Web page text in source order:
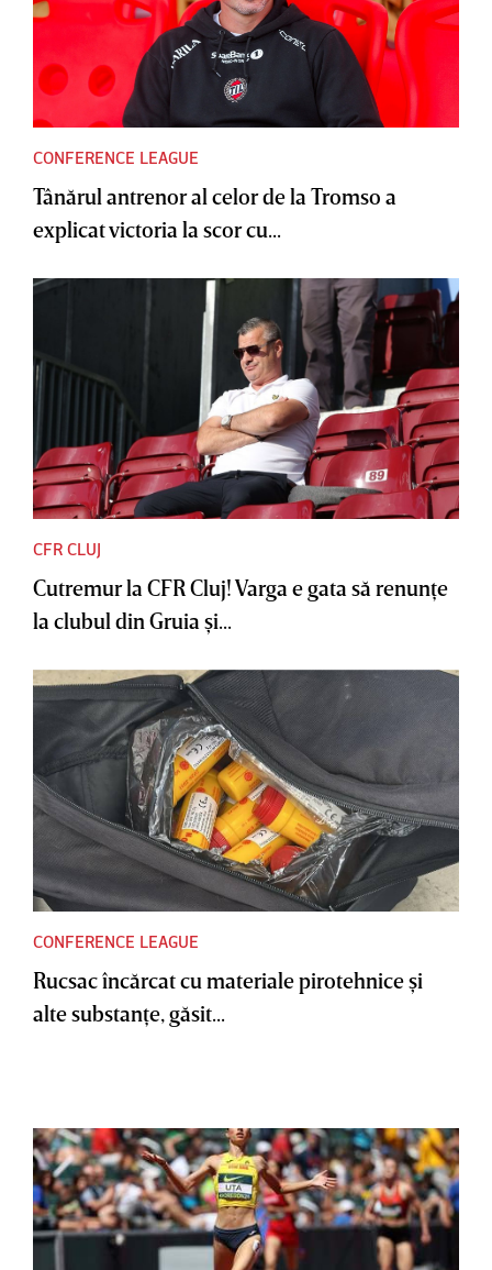
CONFERENCE LEAGUE
Tânărul antrenor al celor de la Tromso a
explicat victoria la scor cu...
CFR CLUJ
Cutremur la CFR Cluj! Varga e gata să renunţe
la clubul din Gruia şi...
CONFERENCE LEAGUE
Rucsac încărcat cu materiale pirotehnice şi
alte substanţe, găsit...